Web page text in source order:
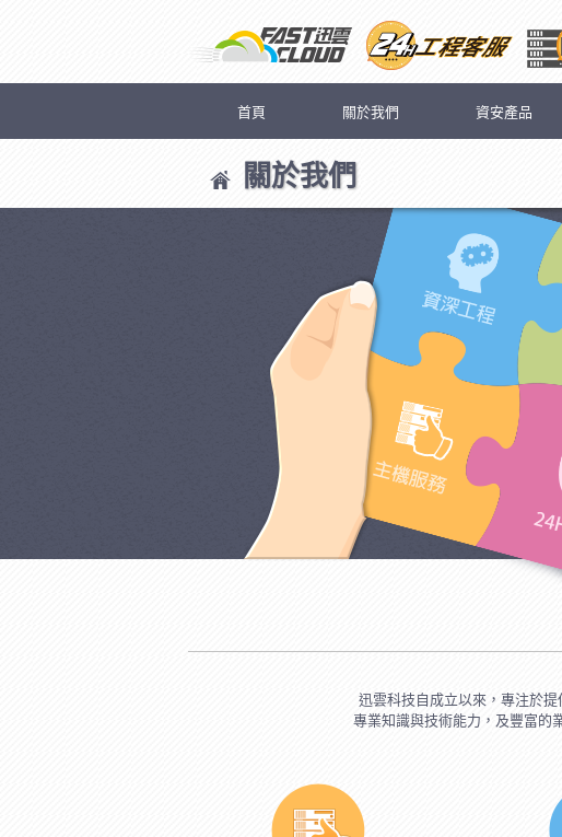
首頁 關於我們 資安產品
關於我們
迅雲科技自成立以來，專注於
專業知識與技術能力，及豐富的